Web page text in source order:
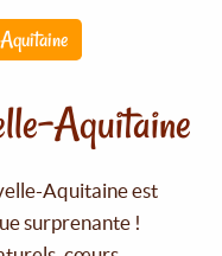
Aquitaine
Aquitaine est
surprenante !